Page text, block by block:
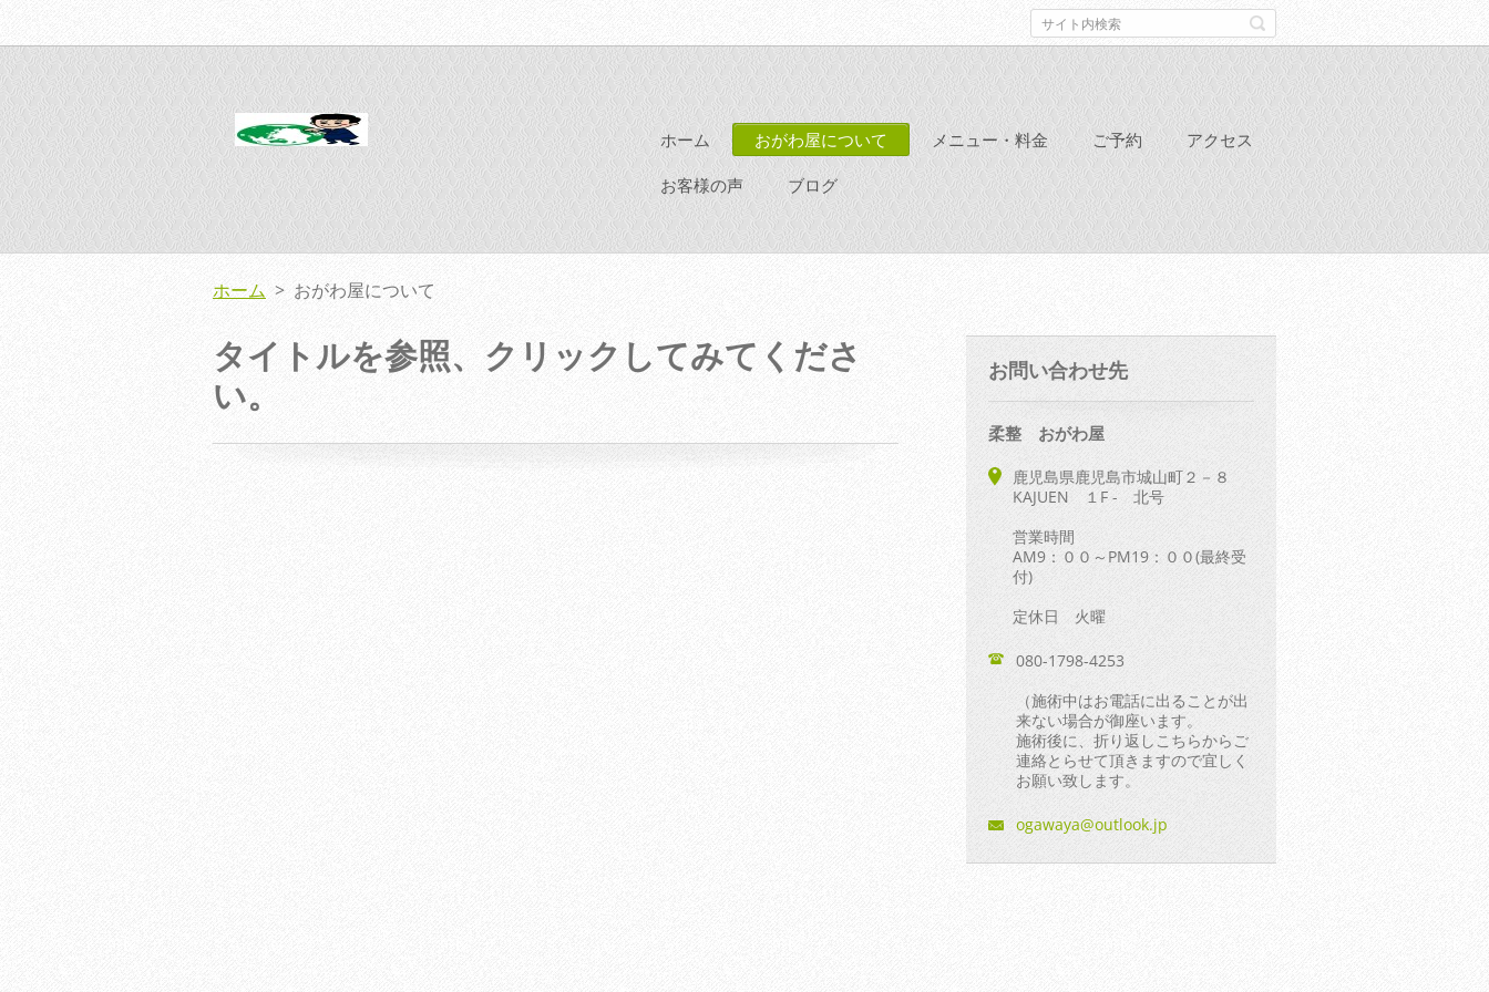
ホーム おがわ屋について メニュー・料金 ご予約 アクセス
お客様の声 ブログ
ホーム > おがわ屋について
タイトルを参照、クリックしてみてくださ
い。
お問い合わせ先
柔整 おがわ屋
鹿児島県鹿児島市城山町２－８
KAJUEN １F - 北号
営業時間
AM9：００～PM19：００(最終受
付)
定休日 火曜
080-1798-4253
（施術中はお電話に出ることが出
来ない場合が御座います。
施術後に、折り返しこちらからご
連絡とらせて頂きますので宜しく
お願い致します。
ogawaya@outlook.jp